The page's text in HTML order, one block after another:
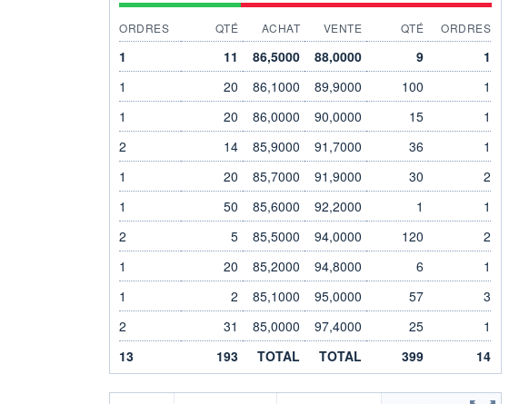
ORDRES QTÉ ACHAT VENTE QTÉ ORDRES
1 11 86,5000 88,0000 9
1
1
20 86,1000 89,9000 100
1
1
20 86,0000 90,0000 15
1
2
14 85,9000 91,7000 36
1
1
20 85,7000 91,9000 30
2
1
50 85,6000 92,2000 1
1
2
5 85,5000 94,0000 120
2
1
20 85,2000 94,8000 6
1
1
2 85,1000 95,0000 57
3
2
31 85,0000 97,4000 25
1
13
193 TOTAL TOTAL 399 14